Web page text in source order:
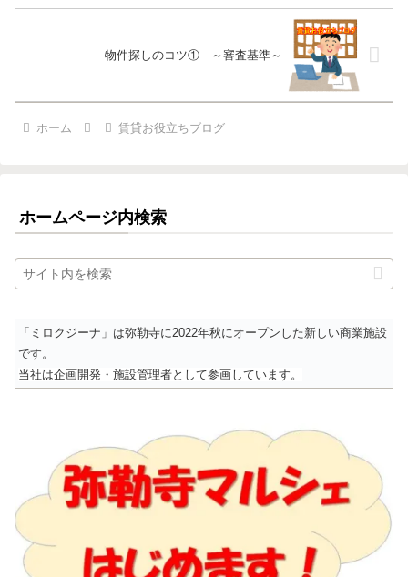
物件探しのコツ① ～審査基準～
ホーム 賃貸お役立ちブログ
ホームページ内検索
「ミロクジーナ」は弥勒寺に2022年秋にオープンした新しい商業施設
です。
当社は企画開発・施設管理者として参画しています。